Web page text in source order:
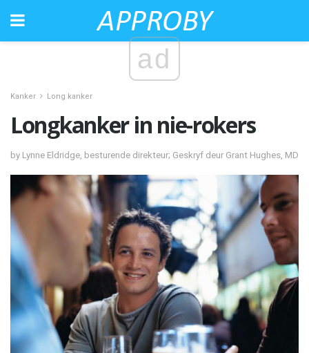
ad
Kanker Long kanker
Longkanker in nie-rokers
by Lynne Eldridge, besturende direkteur; Geskryf deur Grant Hughes, MD